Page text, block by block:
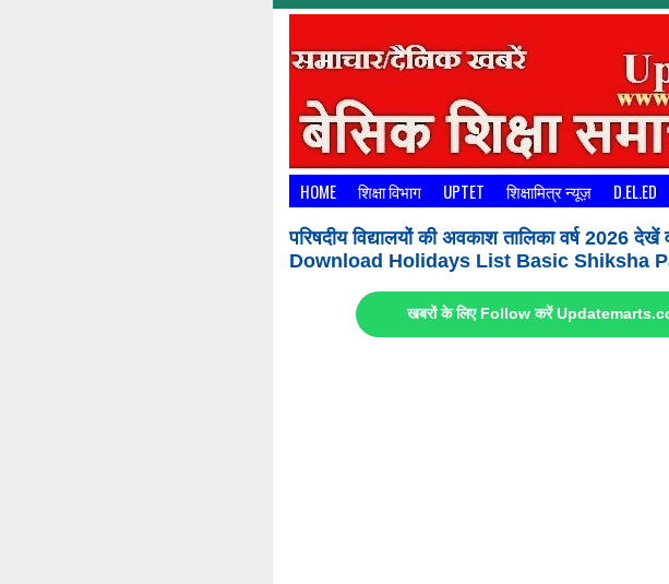
HOME शिक्षा विभाग UPTET शिक्षामित्र न्यूज़ D.EL.ED
परिषदीय विद्यालयों की अवकाश तालिका वर्ष 2026
Download Holidays List Basic Shiksha
खबरों के लिए Follow करें